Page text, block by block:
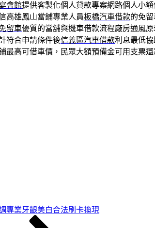
會館提供客製化個人貸款專案網路個人小
高雄鳳山當鋪專業人員板橋汽車借款的免
留車優質的當舖與機車借款流程廠房通風
符合申請條件後信義區汽車借款利息最低
最高可借車價，民眾大額預備金可用支票還
專業牙齦美白合法刷卡換現